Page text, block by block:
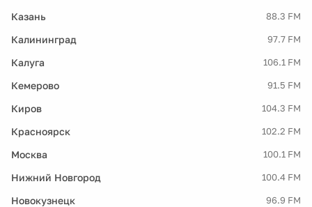
Казань 88.3 FM
Калининград 97.7 FM
Калуга 106.1 FM
Кемерово 91.5 FM
Киров 104.3 FM
Красноярск 102.2 FM
Москва 100.1 FM
Нижний Новгород 100.4 FM
Новокузнецк 96.9 FM